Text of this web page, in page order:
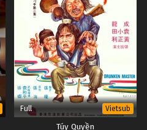
Full Vietsub
Túy Quyền